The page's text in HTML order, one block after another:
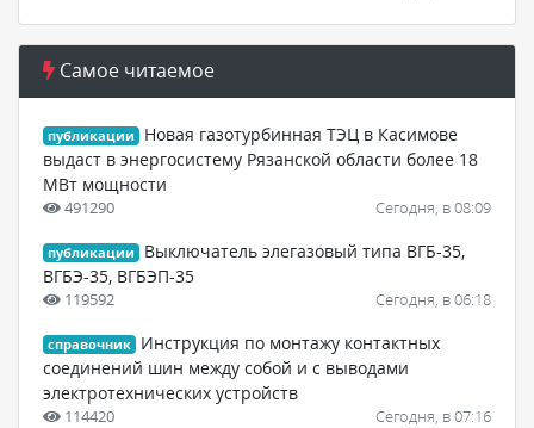
Самое читаемое
публикации
Новая газотурбинная ТЭЦ в Касимове
выдаст в энергосистему Рязанской области более 18
МВт мощности
491290 Сегодня, в 08:09
публикации
Выключатель элегазовый типа ВГБ-35,
ВГБЭ-35, ВГБЭП-35
119592 Сегодня, в 06:18
справочник
Инструкция по монтажу контактных
соединений шин между собой и с выводами
электротехнических устройств
114420 Сегодня, в 07:16